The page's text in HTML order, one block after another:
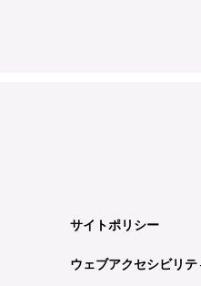
サイトポリシー
ウェブアクセシビリテ